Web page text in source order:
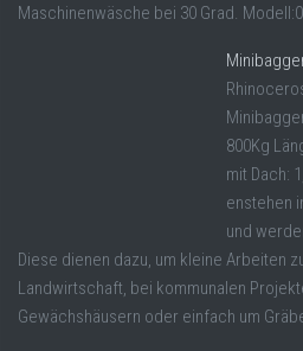
Maschinenwäsche bei 30 Grad.
800Kg
mit Dach:
enstehen
und
Diese dienen dazu, um kleine Arbeiten
Landwirtschaft, bei kommunalen
Gewächshäusern oder einfach um